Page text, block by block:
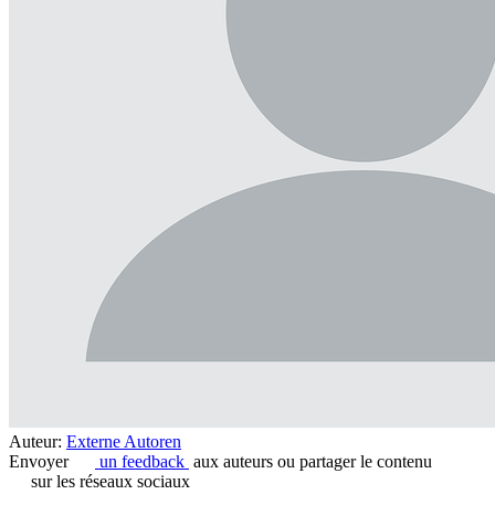
Auteur: Externe Autoren
Envoyer
un feedback aux auteurs ou partager le contenu
sur les réseaux sociaux